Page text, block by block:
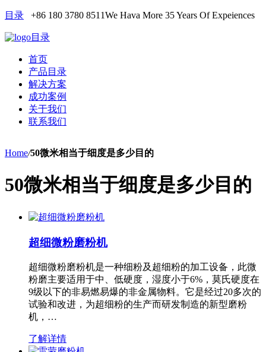
目录 +86 180 3780 8511We Hava More 35 Years Of Expeiences
目录
首页
产品目录
解决方案
成功案例
关于我们
联系我们
Home/50微米相当于细度是多少目的
50微米相当于细度是多少目的
超细微粉磨粉机
超细微粉磨粉机是一种细粉及超细粉的加工设备，此微
粉磨主要适用于中、低硬度，湿度小于6%，莫氏硬度在
9级以下的非易燃易爆的非金属物料。它是经过20多次的
试验和改进，为超细粉的生产而研发制造的新型磨粉
机，…
了解详情